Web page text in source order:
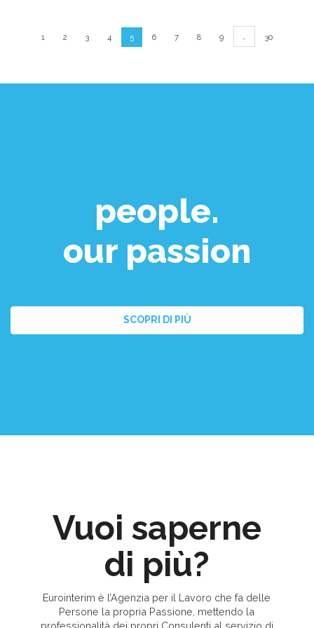
1 2 3 4 5 6 7 8 9 30
people.
our passion
SCOPRI DI PIÙ
Vuoi saperne
di più?
Eurointerim è l’Agenzia per il Lavoro che fa delle
Persone la propria Passione, mettendo la
professionalità dei propri Consulenti al servizio di